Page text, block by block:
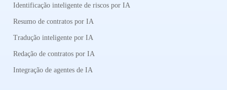
Identificação inteligente de riscos por IA
Resumo de contratos por IA
Tradução inteligente por IA
Redação de contratos por IA
Integração de agentes de IA